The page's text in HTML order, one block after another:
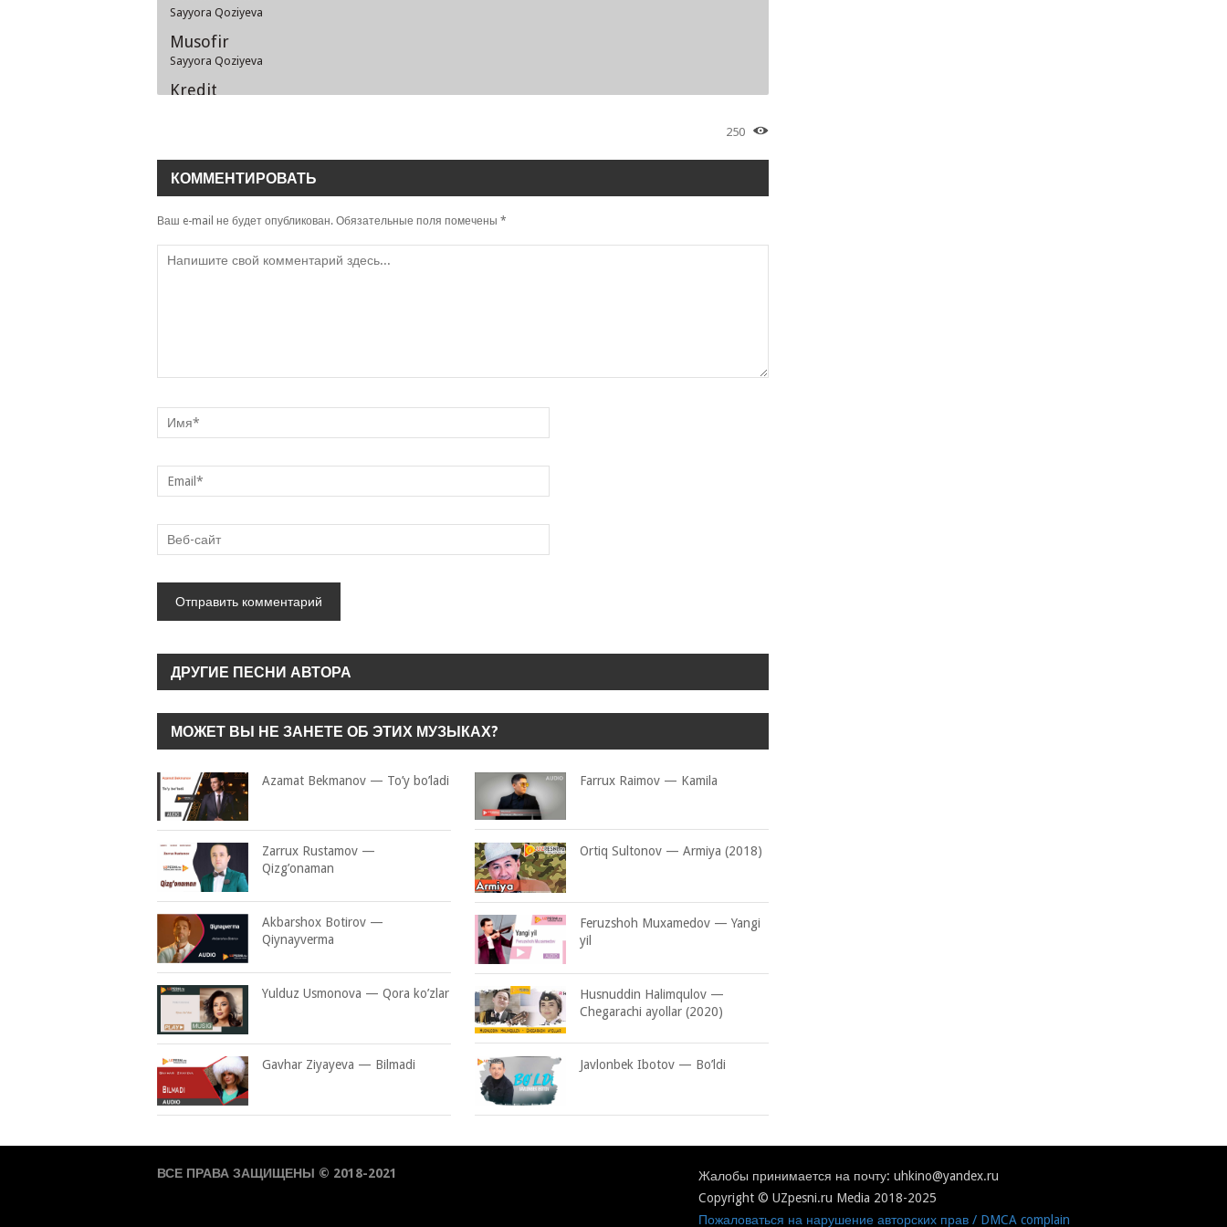
Sayyora Qoziyeva
Musofir
Sayyora Qoziyeva
Kredit
Zafarbek Akbar o'g'li
Dadam xotirasiga
Sayyoraxon Baltayeva
Bollar-bollar
Nega-nega
250
КОММЕНТИРОВАТЬ
Ваш e-mail не будет опубликован. Обязательные поля помечены *
ДРУГИЕ ПЕСНИ АВТОРА
МОЖЕТ ВЫ НЕ ЗАНЕТЕ ОБ ЭТИХ МУЗЫКАХ?
Azamat Bekmanov — To’y bo’ladi Farrux Raimov — Kamila
Zarrux Rustamov —
Qizg’onaman
Ortiq Sultonov — Armiya (2018)
Akbarshox Botirov —
Qiynayverma
Feruzshoh Muxamedov — Yangi
yil
Yulduz Usmonova — Qora ko’zlar
Husnuddin Halimqulov —
Chegarachi ayollar (2020)
Gavhar Ziyayeva — Bilmadi Javlonbek Ibotov — Bo’ldi
ВСЕ ПРАВА ЗАЩИЩЕНЫ © 2018-2021
Жалобы принимается на почту: uhkino@yandex.ru
Copyright © UZpesni.ru Media 2018-2025
Пожаловаться на нарушение авторских прав / DMCA complain